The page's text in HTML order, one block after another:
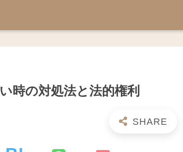
時の対処法と法的権利